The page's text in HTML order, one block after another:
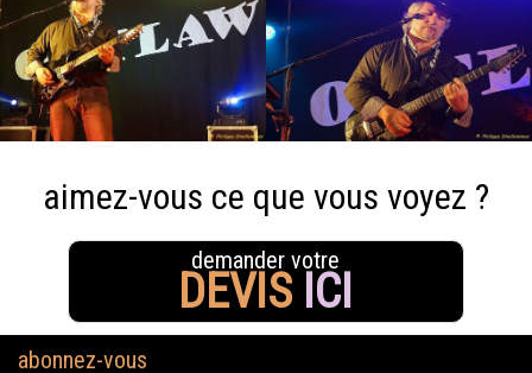
aimez-vous ce que vous voyez ?
demander votre
DEVIS ICI
abonnez-vous